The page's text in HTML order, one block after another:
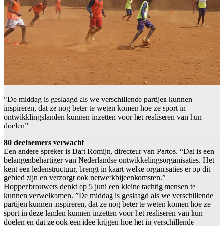
"De middag is geslaagd als we verschillende partijen kunnen
inspireren, dat ze nog beter te weten komen hoe ze sport in
ontwikklingslanden kunnen inzetten voor het realiseren van hun
doelen”
80 deelnemers verwacht
Een andere spreker is Bart Romijn, directeur van Partos. “Dat is een
belangenbehartiger van Nederlandse ontwikkelingsorganisaties. Het
kent een ledenstructuur, brengt in kaart welke organisaties er op dit
gebied zijn en verzorgt ook netwerkbijeenkomsten.”
Hoppenbrouwers denkt op 5 juni een kleine tachtig mensen te
kunnen verwelkomen. ”De middag is geslaagd als we verschillende
partijen kunnen inspireren, dat ze nog beter te weten komen hoe ze
sport in deze landen kunnen inzetten voor het realiseren van hun
doelen en dat ze ook een idee krijgen hoe het in verschillende